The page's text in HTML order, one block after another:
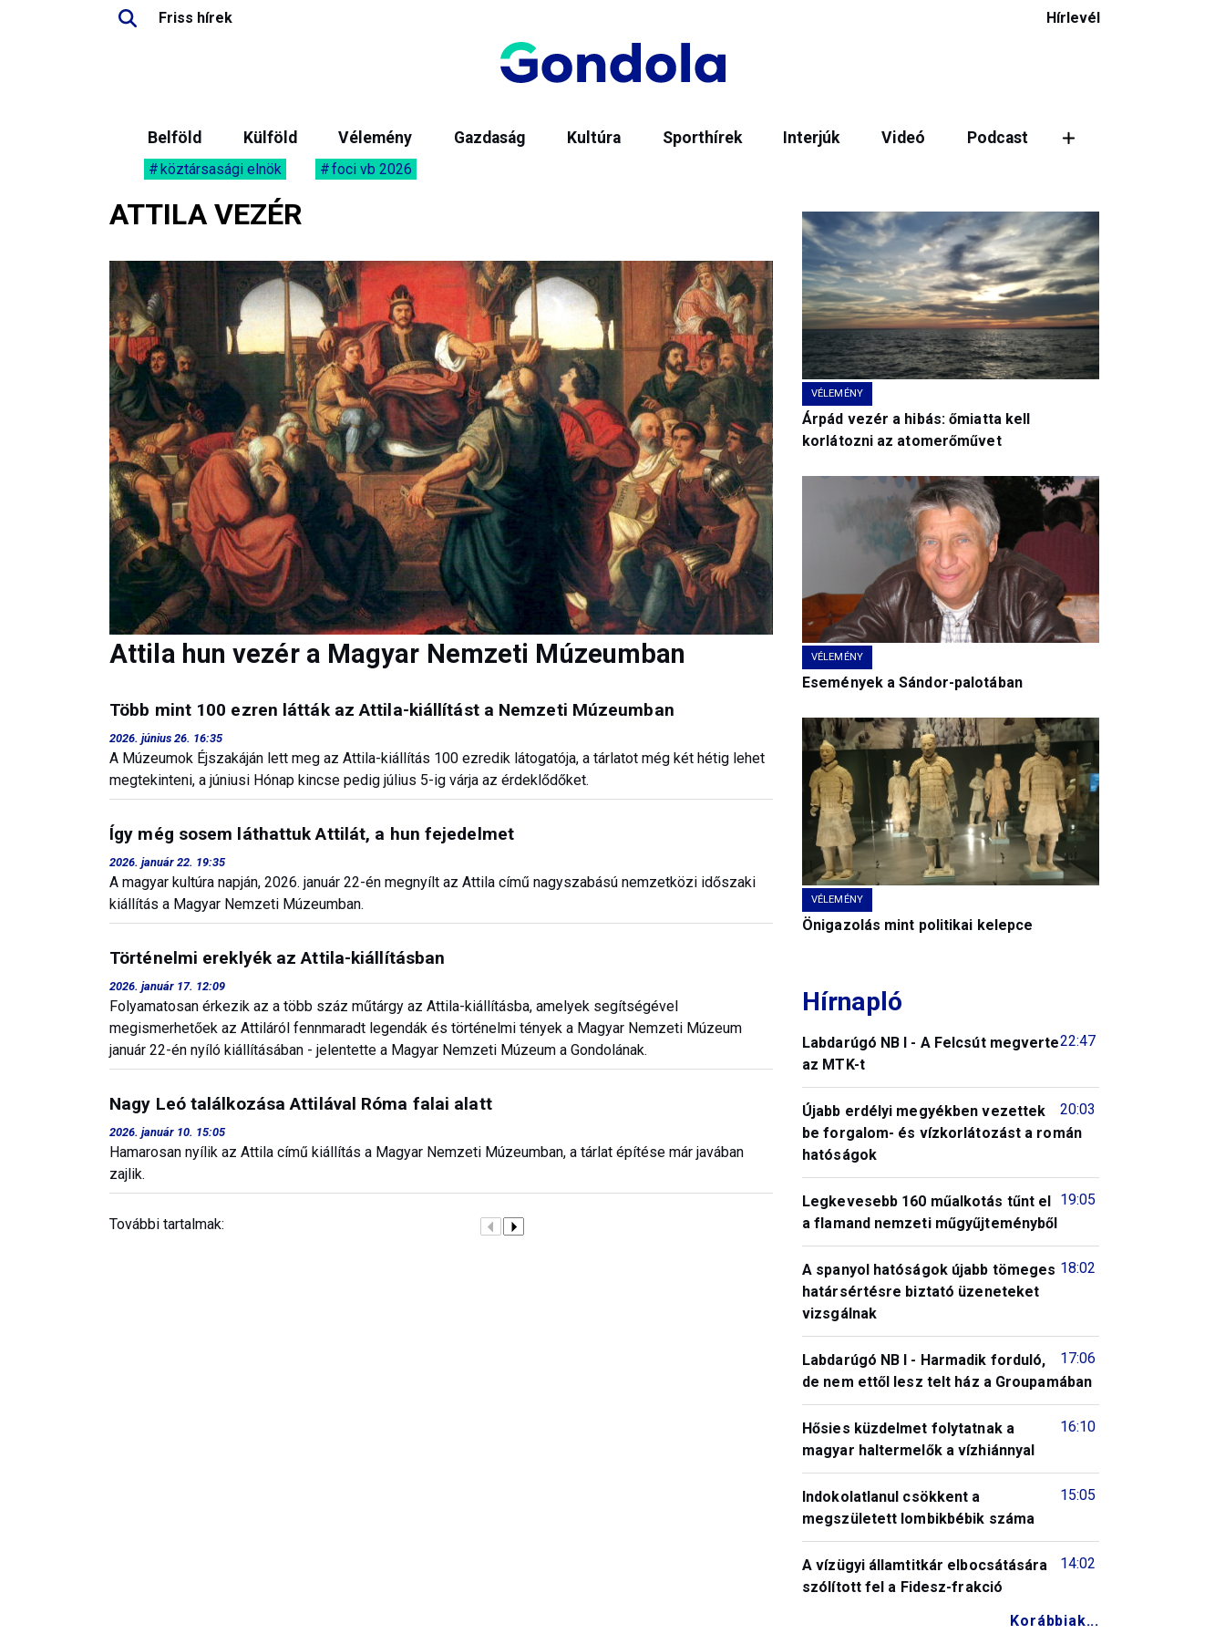
Friss hírek Hírlevél
Belföld Külföld Vélemény Gazdaság Kultúra Sporthírek Interjúk Videó Podcast
köztársasági elnök foci vb 2026
ATTILA VEZÉR
Attila hun vezér a Magyar Nemzeti Múzeumban
Több mint 100 ezren látták az Attila-kiállítást a Nemzeti Múzeumban
2026. június 26. 16:35
A Múzeumok Éjszakáján lett meg az Attila-kiállítás 100 ezredik látogatója, a tárlatot még két hétig lehet
megtekinteni, a júniusi Hónap kincse pedig július 5-ig várja az érdeklődőket.
Így még sosem láthattuk Attilát, a hun fejedelmet
2026. január 22. 19:35
A magyar kultúra napján, 2026. január 22-én megnyílt az Attila című nagyszabású nemzetközi időszaki
kiállítás a Magyar Nemzeti Múzeumban.
Történelmi ereklyék az Attila-kiállításban
2026. január 17. 12:09
Folyamatosan érkezik az a több száz műtárgy az Attila-kiállításba, amelyek segítségével
megismerhetőek az Attiláról fennmaradt legendák és történelmi tények a Magyar Nemzeti Múzeum
január 22-én nyíló kiállításában - jelentette a Magyar Nemzeti Múzeum a Gondolának.
Nagy Leó találkozása Attilával Róma falai alatt
2026. január 10. 15:05
Hamarosan nyílik az Attila című kiállítás a Magyar Nemzeti Múzeumban, a tárlat építése már javában
zajlik.
További tartalmak:
VÉLEMÉNY
Árpád vezér a hibás: őmiatta kell
korlátozni az atomerőművet
VÉLEMÉNY
Események a Sándor-palotában
VÉLEMÉNY
Önigazolás mint politikai kelepce
Hírnapló
22:47
Labdarúgó NB I - A Felcsút megverte
az MTK-t
20:03
Újabb erdélyi megyékben vezettek
be forgalom- és vízkorlátozást a román
hatóságok
19:05
Legkevesebb 160 műalkotás tűnt el
a flamand nemzeti műgyűjteményből
18:02
A spanyol hatóságok újabb tömeges
határsértésre biztató üzeneteket
vizsgálnak
17:06
Labdarúgó NB I - Harmadik forduló,
de nem ettől lesz telt ház a Groupamában
16:10
Hősies küzdelmet folytatnak a
magyar haltermelők a vízhiánnyal
15:05
Indokolatlanul csökkent a
megszületett lombikbébik száma
14:02
A vízügyi államtitkár elbocsátására
szólított fel a Fidesz-frakció
Korábbiak...